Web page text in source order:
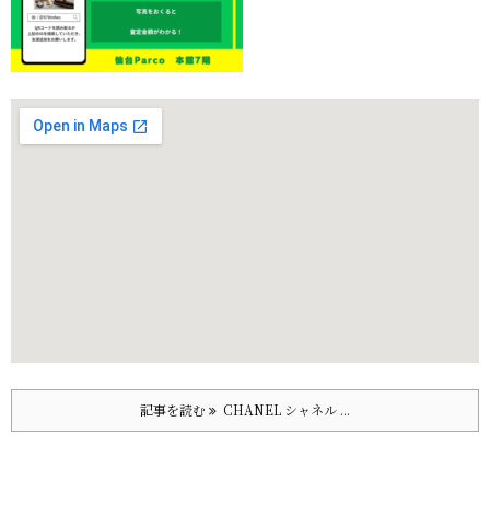
記事を読む CHANEL シャネル ...